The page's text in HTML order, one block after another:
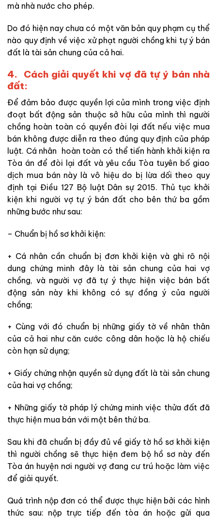
mà nhà nước cho phép.
Do đó hiện nay chưa có một văn bản quy phạm cụ thể
nào quy định về việc xử phạt người chồng khi tự ý bán
đất là tài sản chung của cả hai.
4. Cách giải quyết khi vợ đã tự ý bán nhà
đất:
Để đảm bảo được quyền lợi của mình trong việc định
đoạt bất động sản thuộc sở hữu của mình thì người
chồng hoàn toàn có quyền đòi lại đất nếu việc mua
bán không được diễn ra theo đúng quy định của pháp
luật. Cá nhân hoàn toàn có thể tiến hành khởi kiện ra
Tòa án để đòi lại đất và yêu cầu Tòa tuyên bố giao
dịch mua bán này là vô hiệu do bị lừa dối theo quy
định tại Điều 127 Bộ luật Dân sự 2015. Thủ tục khởi
kiện khi người vợ tự ý bán đất cho bên thứ ba gồm
những bước như sau:
– Chuẩn bị hồ sơ khởi kiện:
+ Cá nhân cần chuẩn bị đơn khởi kiện và ghi rõ nội
dung chứng minh đây là tài sản chung của hai vợ
chồng, và người vợ đã tự ý thực hiện việc bán bất
động sản này khi không có sự đồng ý của người
chồng;
+ Cùng với đó chuẩn bị những giấy tờ về nhân thân
của cả hai như căn cước công dân hoặc là hộ chiếu
còn hạn sử dụng;
+ Giấy chứng nhận quyền sử dụng đất là tài sản chung
của hai vợ chồng;
+ Những giấy tờ pháp lý chứng minh việc thửa đất đã
thực hiện mua bán với một bên thứ ba.
Sau khi đã chuẩn bị đầy đủ về giấy tờ hồ sơ khởi kiện
thì người chồng sẽ thực hiện đem bộ hồ sơ này đến
Tòa án huyện nơi người vợ đang cư trú hoặc làm việc
để giải quyết.
Quá trình nộp đơn có thể được thực hiện bởi các hình
thức sau: nộp trực tiếp đến tòa án hoặc gửi qua